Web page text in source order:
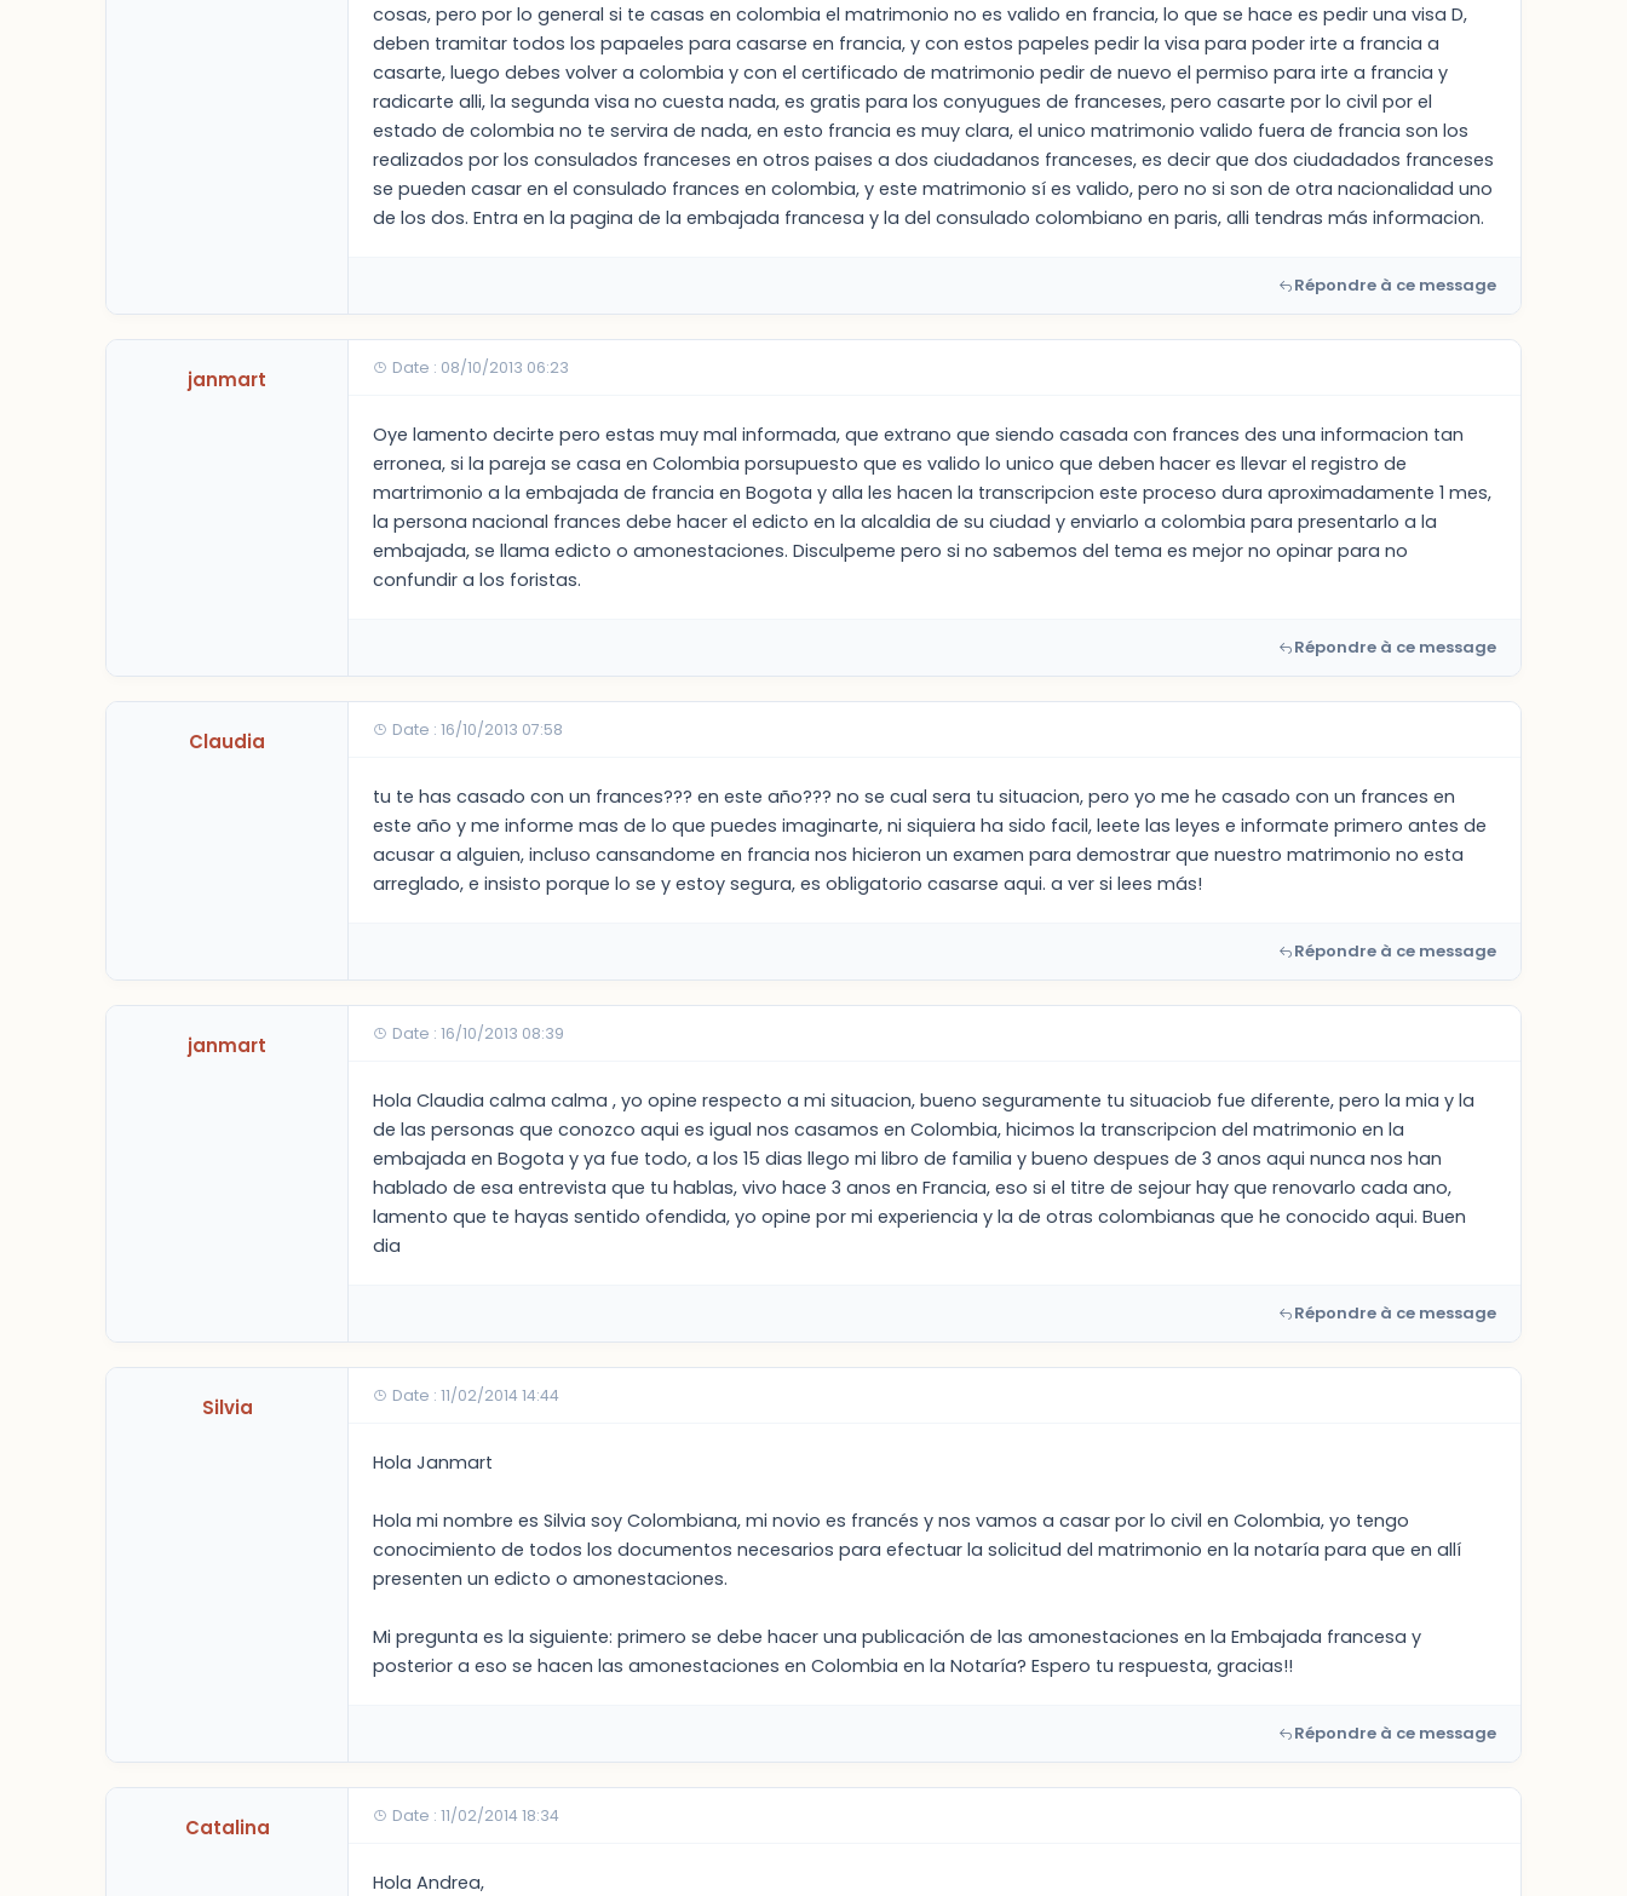
cosas, pero por lo general si te casas en colombia el matrimonio no es valido en francia, lo que se hace es pedir una visa D,
deben tramitar todos los papaeles para casarse en francia, y con estos papeles pedir la visa para poder irte a francia a
casarte, luego debes volver a colombia y con el certificado de matrimonio pedir de nuevo el permiso para irte a francia y
radicarte alli, la segunda visa no cuesta nada, es gratis para los conyugues de franceses, pero casarte por lo civil por el
estado de colombia no te servira de nada, en esto francia es muy clara, el unico matrimonio valido fuera de francia son los
realizados por los consulados franceses en otros paises a dos ciudadanos franceses, es decir que dos ciudadados franceses
se pueden casar en el consulado frances en colombia, y este matrimonio sí es valido, pero no si son de otra nacionalidad uno
de los dos. Entra en la pagina de la embajada francesa y la del consulado colombiano en paris, alli tendras más informacion.
Répondre à ce message
janmart Date : 08/10/2013 06:23
Oye lamento decirte pero estas muy mal informada, que extrano que siendo casada con frances des una informacion tan
erronea, si la pareja se casa en Colombia porsupuesto que es valido lo unico que deben hacer es llevar el registro de
martrimonio a la embajada de francia en Bogota y alla les hacen la transcripcion este proceso dura aproximadamente 1 mes,
la persona nacional frances debe hacer el edicto en la alcaldia de su ciudad y enviarlo a colombia para presentarlo a la
embajada, se llama edicto o amonestaciones. Disculpeme pero si no sabemos del tema es mejor no opinar para no
confundir a los foristas.
Répondre à ce message
Claudia Date : 16/10/2013 07:58
tu te has casado con un frances??? en este año??? no se cual sera tu situacion, pero yo me he casado con un frances en
este año y me informe mas de lo que puedes imaginarte, ni siquiera ha sido facil, leete las leyes e informate primero antes de
acusar a alguien, incluso cansandome en francia nos hicieron un examen para demostrar que nuestro matrimonio no esta
arreglado, e insisto porque lo se y estoy segura, es obligatorio casarse aqui. a ver si lees más!
Répondre à ce message
janmart Date : 16/10/2013 08:39
Hola Claudia calma calma , yo opine respecto a mi situacion, bueno seguramente tu situaciob fue diferente, pero la mia y la
de las personas que conozco aqui es igual nos casamos en Colombia, hicimos la transcripcion del matrimonio en la
embajada en Bogota y ya fue todo, a los 15 dias llego mi libro de familia y bueno despues de 3 anos aqui nunca nos han
hablado de esa entrevista que tu hablas, vivo hace 3 anos en Francia, eso si el titre de sejour hay que renovarlo cada ano,
lamento que te hayas sentido ofendida, yo opine por mi experiencia y la de otras colombianas que he conocido aqui. Buen
dia
Répondre à ce message
Silvia Date : 11/02/2014 14:44
Hola Janmart
Hola mi nombre es Silvia soy Colombiana, mi novio es francés y nos vamos a casar por lo civil en Colombia, yo tengo
conocimiento de todos los documentos necesarios para efectuar la solicitud del matrimonio en la notaría para que en allí
presenten un edicto o amonestaciones.
Mi pregunta es la siguiente: primero se debe hacer una publicación de las amonestaciones en la Embajada francesa y
posterior a eso se hacen las amonestaciones en Colombia en la Notaría? Espero tu respuesta, gracias!!
Répondre à ce message
Catalina Date : 11/02/2014 18:34
Hola Andrea,